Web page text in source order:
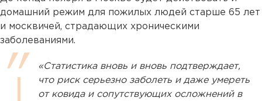
домашний режим для пожилых людей старше 65 лет
и москвичей, страдающих хроническими
заболеваниями.
«Статистика вновь и вновь подтверждает,
что риск серьезно заболеть и даже умереть
от ковида и сопутствующих осложнений в